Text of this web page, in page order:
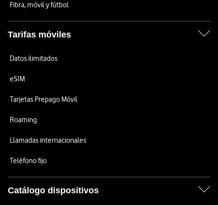
Fibra, móvil y fútbol
Tarifas móviles
Datos ilimitados
eSIM
Tarjetas Prepago Móvil
Roaming
Llamadas internacionales
Teléfono fijo
Catálogo dispositivos